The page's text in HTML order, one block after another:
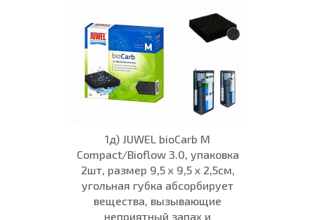
1д) JUWEL bioCarb M
Compact/Bioflow 3.0, упаковка
2шт, размер 9,5 x 9,5 x 2,5см,
угольная губка абсорбирует
вещества, вызывающие
неприятный запах и